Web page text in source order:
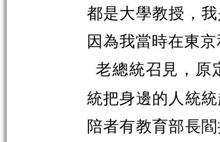
都是大學教授，
因為我當時在東
老總統召見，原
統把身邊的人統
陪者有教育部長